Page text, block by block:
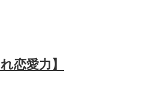
恋愛力】